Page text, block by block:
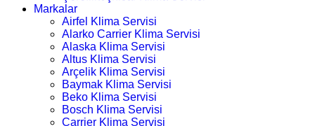
Markalar
Airfel Klima Servisi
Alarko Carrier Klima Servisi
Alaska Klima Servisi
Altus Klima Servisi
Arçelik Klima Servisi
Baymak Klima Servisi
Beko Klima Servisi
Bosch Klima Servisi
Carrier Klima Servisi